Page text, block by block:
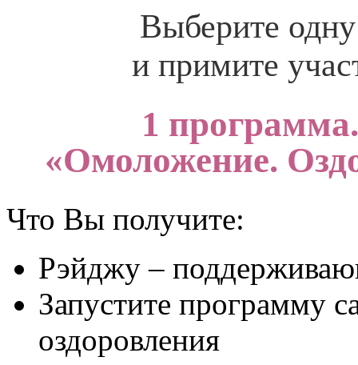
Выберите
и примите
1
«Омоложение.
Что Вы получите:
Рэйджу –
Запустите программу
оздоровления